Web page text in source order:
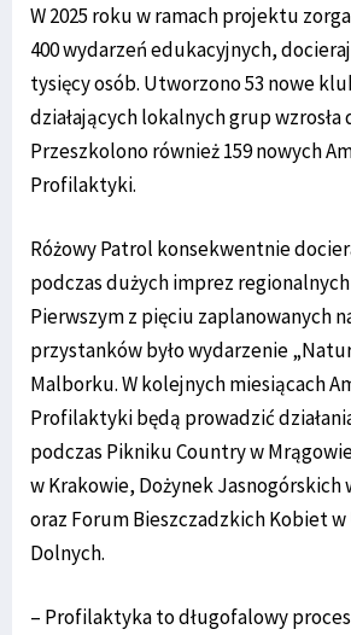
W 2025 roku w ramach projektu
400 wydarzeń edukacyjnych,
tysięcy osób. Utworzono 53 nowe
działających lokalnych grup wzrosła
Przeszkolono również 159 nowych
Profilaktyki.
Różowy Patrol konsekwentnie
podczas dużych imprez
Pierwszym z pięciu zaplanowanych
przystanków było wydarzenie
Malborku. W kolejnych miesiącach
Profilaktyki będą prowadzić
podczas Pikniku Country w
w Krakowie, Dożynek Jasnogórskich
oraz Forum Bieszczadzkich Kobiet
Dolnych.
– Profilaktyka to długofalowy